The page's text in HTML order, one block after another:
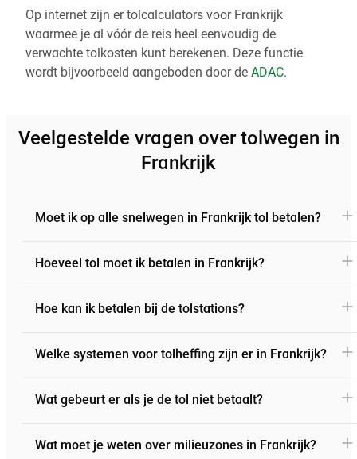
Op internet zijn er tolcalculators voor Frankrijk
waarmee je al vóór de reis heel eenvoudig de
verwachte tolkosten kunt berekenen. Deze functie
wordt bijvoorbeeld aangeboden door de ADAC.
Veelgestelde vragen over tolwegen in
Frankrijk
Moet ik op alle snelwegen in Frankrijk tol betalen?
Hoeveel tol moet ik betalen in Frankrijk?
Hoe kan ik betalen bij de tolstations?
Welke systemen voor tolheffing zijn er in Frankrijk?
Wat gebeurt er als je de tol niet betaalt?
Wat moet je weten over milieuzones in Frankrijk?